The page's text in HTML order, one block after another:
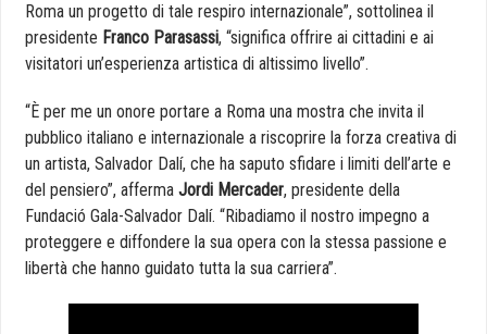
Roma un progetto di tale respiro internazionale”, sottolinea il
presidente Franco Parasassi, “significa offrire ai cittadini e ai
visitatori un’esperienza artistica di altissimo livello”.
“È per me un onore portare a Roma una mostra che invita il
pubblico italiano e internazionale a riscoprire la forza creativa di
un artista, Salvador Dalí, che ha saputo sfidare i limiti dell’arte e
del pensiero”, afferma Jordi Mercader, presidente della
Fundació Gala-Salvador Dalí. “Ribadiamo il nostro impegno a
proteggere e diffondere la sua opera con la stessa passione e
libertà che hanno guidato tutta la sua carriera”.